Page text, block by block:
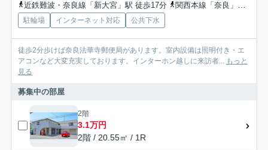
近鉄難波・奈良線「新大宮」駅 徒歩17分 関西本線「奈良」駅 バス23分 奈良交通「法華寺北町」 停歩1分
駐輪場 インターネット対応 公共下水
徒歩2分歩けば奈良法華寺郵便局があります。室内設備は照明付き・エ
アコンなど大変充実しております。インターホン越しに来訪者...
もっと
見る
募集中の部屋
2階
3.1万円
2階 / 20.55㎡ / 1R